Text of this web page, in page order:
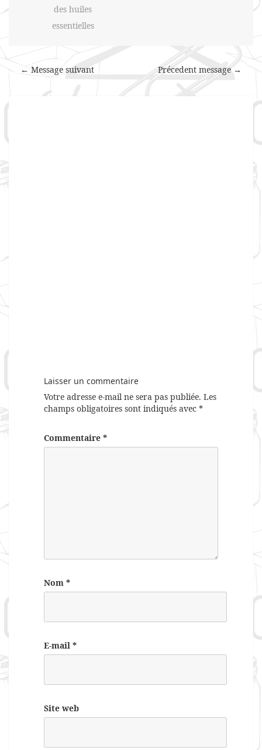
des huiles
essentielles
Précedent message →
← Message suivant
Laisser un commentaire
Votre adresse e-mail ne sera pas publiée. Les
champs obligatoires sont indiqués avec *
Commentaire *
Nom *
E-mail *
Site web